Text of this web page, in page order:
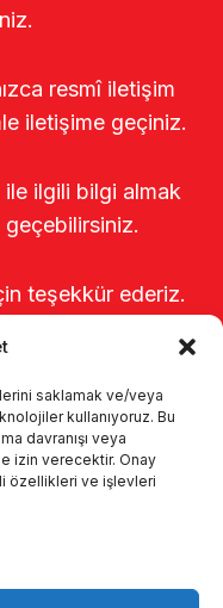
saklamak ve/veya
kullanıyoruz. Bu
davranışı veya
izin verecektir. Onay
özellikleri ve işlevleri
resmî iletişim
iletişime geçiniz.
ilgili bilgi almak
teşekkür ederiz.